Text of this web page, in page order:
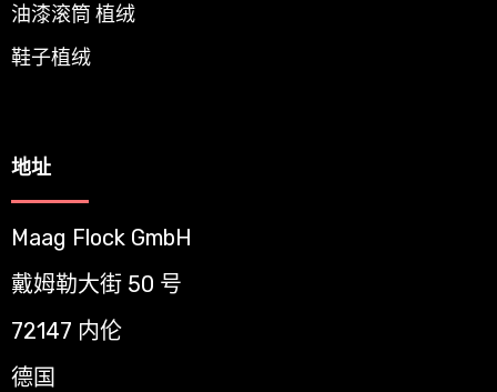
油漆滚筒 植绒
鞋子植绒
地址
Maag Flock GmbH
戴姆勒大街 50 号
72147 内伦
德国